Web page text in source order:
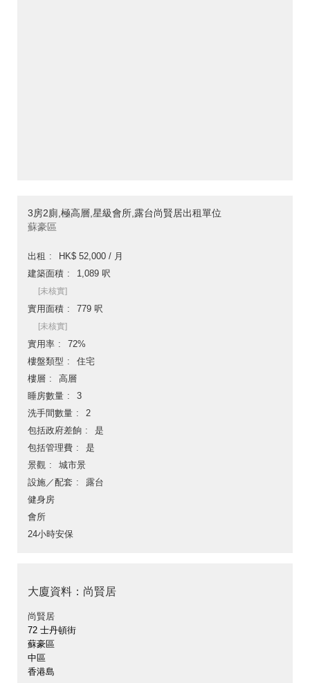
3房2廁,極高層,星級會所,露台尚賢居出租單位
蘇豪區
出租
HK$ 52,000 / 月
建築面積
1,089 呎
[未核實]
實用面積 779 呎
[未核實]
實用率
72%
樓盤類型
住宅
樓層
高層
睡房數量
3
洗手間數量
2
包括政府差餉
是
包括管理費
是
景觀
城市景
設施／配套
露台
健身房
會所
24小時安保
大廈資料：尚賢居
尚賢居
72 士丹頓街
蘇豪區
中區
香港島